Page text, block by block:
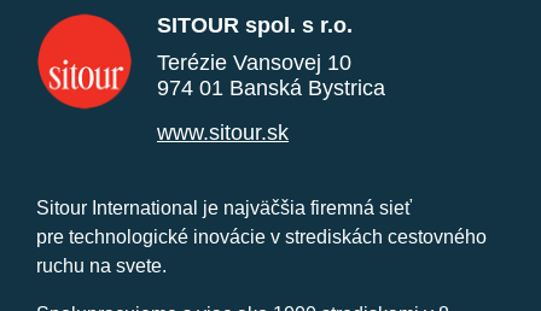
SITOUR spol. s r.o.
Terézie Vansovej 10
974 01 Banská Bystrica
www.sitour.sk
Sitour International je najväčšia firemná sieť
pre technologické inovácie v strediskách cestovného
ruchu na svete.